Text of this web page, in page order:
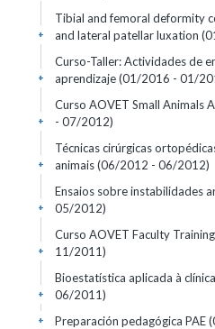
Tibial and femoral deformity
and lateral patellar luxation
+
Curso-Taller: Actividades de
aprendizaje(01/2016 - 01/
+
Curso AOVET Small Animals
- 07/2012)
+
Técnicas cirúrgicas
animais(06/2012 - 06/2012)
+
Ensaios sobre instabilidades
05/2012)
+
Curso AOVET Faculty
11/2011)
+
Bioestatística aplicada à
06/2011)
+
Preparación pedagógica PAE
+